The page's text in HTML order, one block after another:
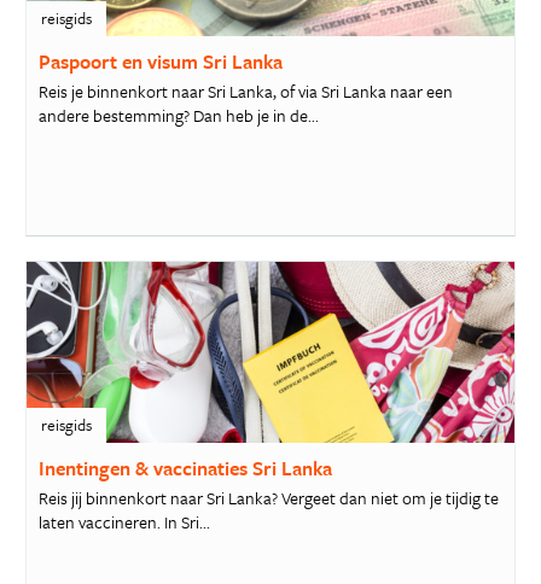
reisgids
Paspoort en visum Sri Lanka
Reis je binnenkort naar Sri Lanka, of via Sri Lanka naar een
andere bestemming? Dan heb je in de...
reisgids
Inentingen & vaccinaties Sri Lanka
Reis jij binnenkort naar Sri Lanka? Vergeet dan niet om je tijdig te
laten vaccineren. In Sri...